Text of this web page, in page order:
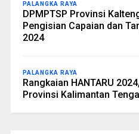
PALANGKA RAYA
DPMPTSP Provinsi
Pengisian Capaian dan
2024
PALANGKA RAYA
Rangkaian HANTARU
Provinsi Kalimantan